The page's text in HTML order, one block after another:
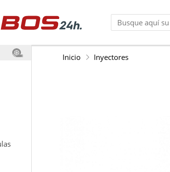
Inicio Inyectores